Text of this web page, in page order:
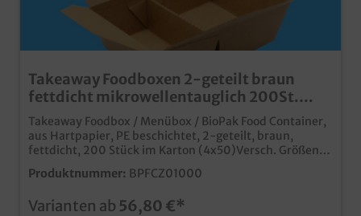
Takeaway Foodboxen 2-geteilt braun
fettdicht mikrowellentauglich 200St.
1000ml/2000ml zur Auswahl
Takeaway Foodbox / Menübox / BioPak Food Container,
aus Hartpapier, PE beschichtet, 2-geteilt, braun,
fettdicht, 200 Stück im Karton (4x50)Versch. Größen:
1000ml (600+400) 160x138x50mm / 2000ml
(1250+750) 225x158x65mmpraktische Außerhausbox
Komponentenungebleichter Karton im Bio Look, Papier
Produktnummer: BPFCZ01000
Varianten ab 56,80 €*